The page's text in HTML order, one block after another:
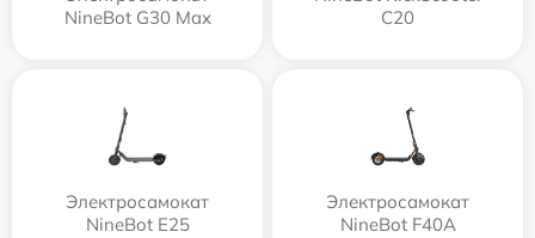
NineBot G30 Max
C20
Электросамокат
NineBot E25
Электросамокат
NineBot F40A